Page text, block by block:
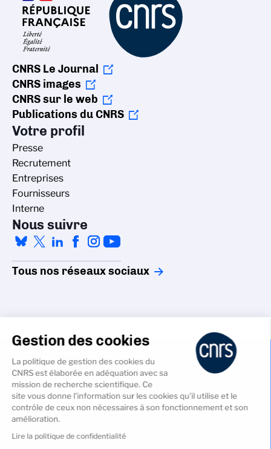
CNRS Le Journal
CNRS images
CNRS sur le web
Publications du CNRS
Votre profil
Presse
Recrutement
Entreprises
Fournisseurs
Interne
Nous suivre
Tous nos réseaux sociaux
Accessibilité - non conforme
Crédits
Gestion des cookies
Données personnelles
Mentions légales
Gestion des cookies
La politique de gestion des cookies du
CNRS est élaborée en adéquation avec sa
mission de recherche scientifique. Ce
site vous donne l’information sur les cookies qu’il utilise et le
contrôle de ceux non nécessaires à son fonctionnement et son
amélioration.
Lire la politique de confidentialité